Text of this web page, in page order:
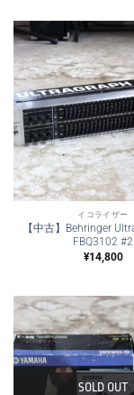
イコライザー
【中古】Behringer
FBQ3102 #2
¥14,800
SOLD OUT